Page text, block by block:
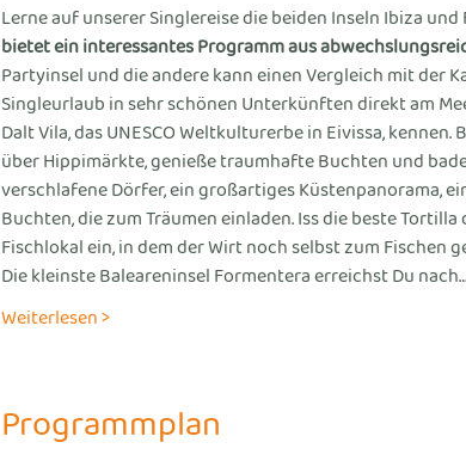
Lerne auf unserer Singlereise die beiden Inseln Ibiza
bietet ein interessantes Programm aus
Partyinsel und die andere kann einen Vergleich mit der
Singleurlaub in sehr schönen Unterkünften direkt am
Dalt Vila, das UNESCO Weltkulturerbe in Eivissa,
über Hippimärkte, genieße traumhafte Buchten und
verschlafene Dörfer, ein großartiges Küstenpanorama,
Buchten, die zum Träumen einladen. Iss die beste
Fischlokal ein, in dem der Wirt noch selbst zum Fischen
Die kleinste Baleareninsel Formentera erreichst Du nach…
Weiterlesen >
Programmplan